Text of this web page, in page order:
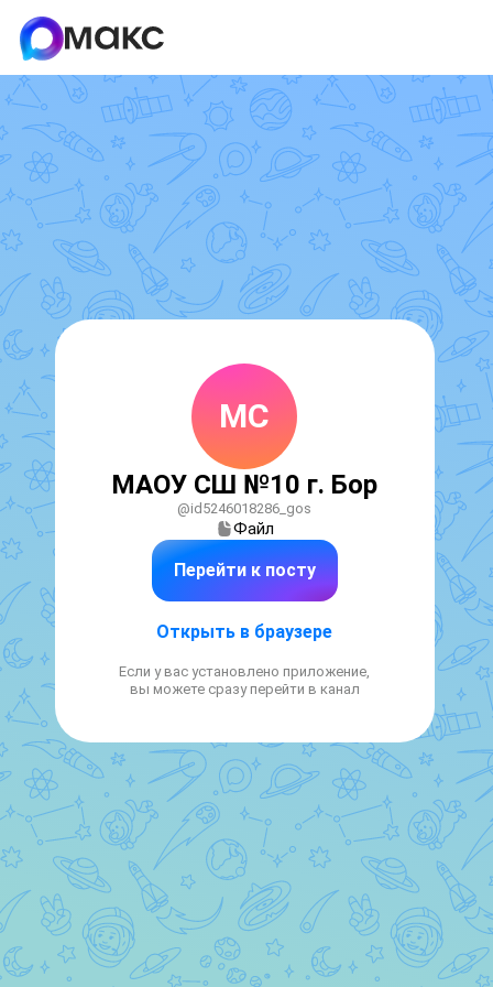
МС
МАОУ СШ №10 г. Бор
@id5246018286_gos
Файл
Перейти к посту
Открыть в браузере
Если у вас установлено приложение,
вы можете сразу перейти в канал